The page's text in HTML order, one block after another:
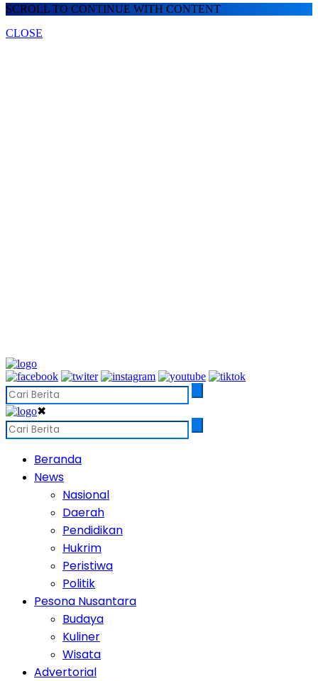
SCROLL TO CONTINUE WITH CONTENT
CLOSE
✖
Beranda
News
Nasional
Daerah
Pendidikan
Hukrim
Peristiwa
Politik
Pesona Nusantara
Budaya
Kuliner
Wisata
Advertorial